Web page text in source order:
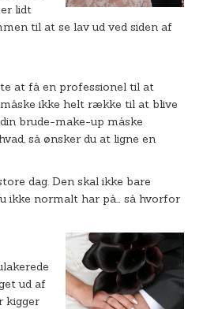
lidt
til at se lav ud ved siden af
at få en professionel til at
ikke helt række til at blive
brude-make-up måske
så ønsker du at ligne en
dag. Den skal ikke bare
ikke normalt har på… så hvorfor
ud af
kigger